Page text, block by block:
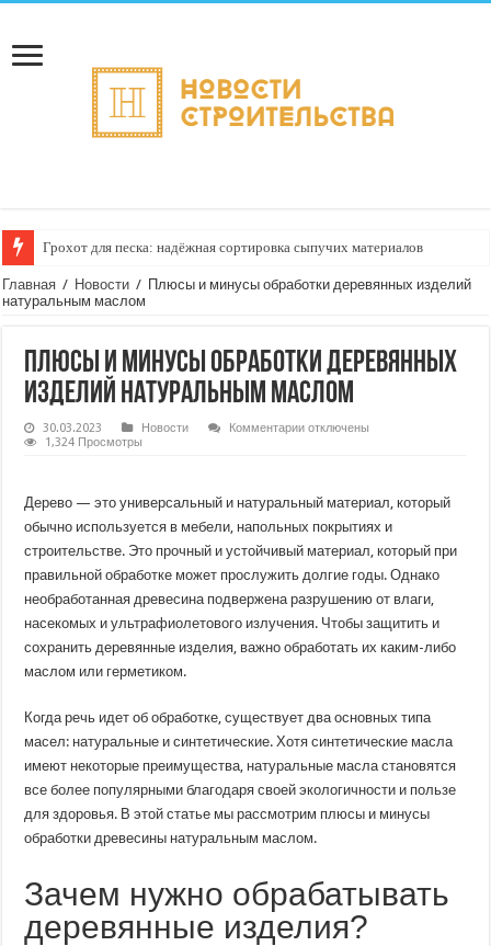
Грохот для песка: надёжная сортировка сыпучих материалов
Главная / Новости / Плюсы и минусы обработки деревянных изделий
натуральным маслом
Плюсы и минусы обработки деревянных
изделий натуральным маслом
30.03.2023 Новости Комментариик
обработки
деревянных
изделий
маслом
отключены
1,324 Просмотры
Дерево — это универсальный и натуральный материал, который
обычно используется в мебели, напольных покрытиях и
строительстве. Это прочный и устойчивый материал, который при
правильной обработке может прослужить долгие годы. Однако
необработанная древесина подвержена разрушению от влаги,
насекомых и ультрафиолетового излучения. Чтобы защитить и
сохранить деревянные изделия, важно обработать их каким-либо
маслом или герметиком.
Когда речь идет об обработке, существует два основных типа
масел: натуральные и синтетические. Хотя синтетические масла
имеют некоторые преимущества, натуральные масла становятся
все более популярными благодаря своей экологичности и пользе
для здоровья. В этой статье мы рассмотрим плюсы и минусы
обработки древесины натуральным маслом.
Зачем нужно обрабатывать
деревянные изделия?